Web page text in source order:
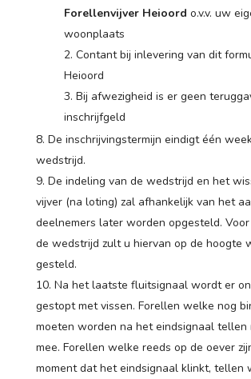
Forellenvijver Heioord o.v.v. uw
woonplaats
Contant bij inlevering van dit
Heioord
Bij afwezigheid is er geen
inschrijfgeld
De inschrijvingstermijn eindigt één
wedstrijd.
De indeling van de wedstrijd en het
vijver (na loting) zal afhankelijk van het
deelnemers later worden opgesteld.
de wedstrijd zult u hiervan op de hoogte
gesteld.
Na het laatste fluitsignaal wordt er
gestopt met vissen. Forellen welke nog
moeten worden na het eindsignaal tellen
mee. Forellen welke reeds op de oever
moment dat het eindsignaal klinkt, tellen